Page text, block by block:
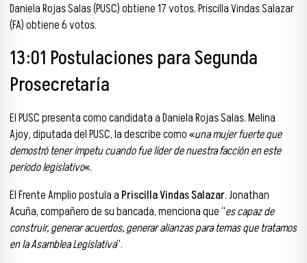
Daniela Rojas Salas (PUSC) obtiene 17 votos. Priscilla Vindas Salazar
(FA) obtiene 6 votos.
13:01 Postulaciones para Segunda
Prosecretaría
El PUSC presenta como candidata a Daniela Rojas Salas. Melina
Ajoy, diputada del PUSC, la describe como «una mujer fuerte que
demostró tener ímpetu cuando fue líder de nuestra facción en este
periodo legislativo«.
El Frente Amplio postula a Priscilla Vindas Salazar. Jonathan
Acuña, compañero de su bancada, menciona que “es capaz de
construir, generar acuerdos, generar alianzas para temas que tratamos
en la Asamblea Legislativa”.